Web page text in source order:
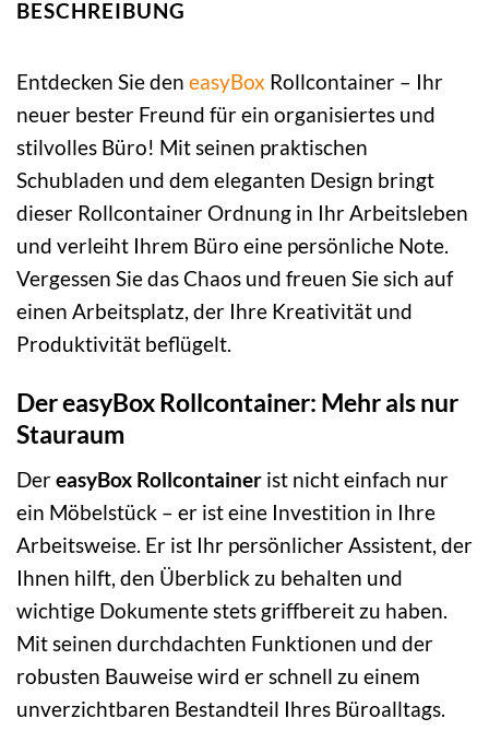
BESCHREIBUNG
Entdecken Sie den easyBox Rollcontainer – Ihr
neuer bester Freund für ein organisiertes und
stilvolles Büro! Mit seinen praktischen
Schubladen und dem eleganten Design bringt
dieser Rollcontainer Ordnung in Ihr Arbeitsleben
und verleiht Ihrem Büro eine persönliche Note.
Vergessen Sie das Chaos und freuen Sie sich auf
einen Arbeitsplatz, der Ihre Kreativität und
Produktivität beflügelt.
Der easyBox Rollcontainer: Mehr als nur
Stauraum
DereasyBox Rollcontainer ist nicht einfach nur
ein Möbelstück – er ist eine Investition in Ihre
Arbeitsweise. Er ist Ihr persönlicher Assistent, der
Ihnen hilft, den Überblick zu behalten und
wichtige Dokumente stets griffbereit zu haben.
Mit seinen durchdachten Funktionen und der
robusten Bauweise wird er schnell zu einem
unverzichtbaren Bestandteil Ihres Büroalltags.